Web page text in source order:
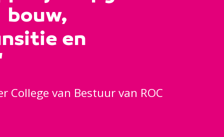
bouw,
en
College van Bestuur van ROC